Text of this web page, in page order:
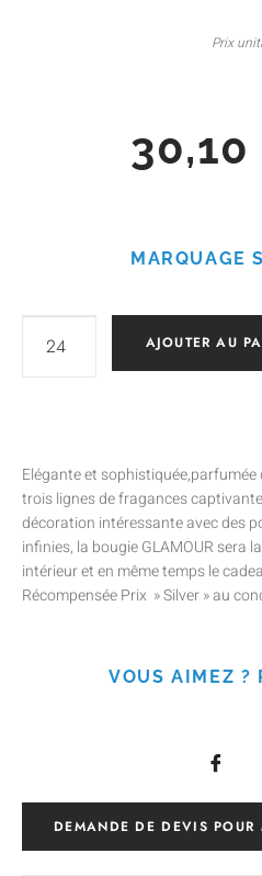
Prix
30,10
MARQUAGE
AJOUTER AU
Elégante et sophistiquée,parfumée
trois lignes de fragances
décoration intéressante avec des
infinies, la bougie GLAMOUR sera
intérieur et en même temps le
Récompensée Prix » Silver » au
VOUS AIMEZ ?
DEMANDE DE DEVIS POUR